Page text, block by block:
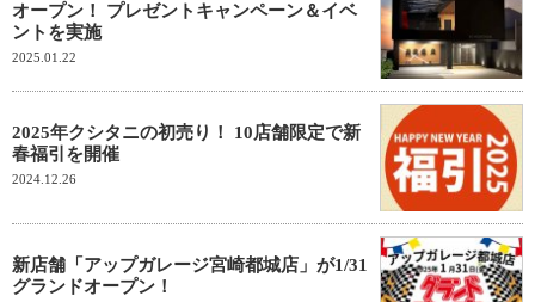
オープン！ プレゼントキャンペーン＆イベ
ントを実施
2025.01.22
2025年クシタニの初売り！ 10店舗限定で新
春福引を開催
2024.12.26
新店舗「アップガレージ宮崎都城店」が1/31
グランドオープン！